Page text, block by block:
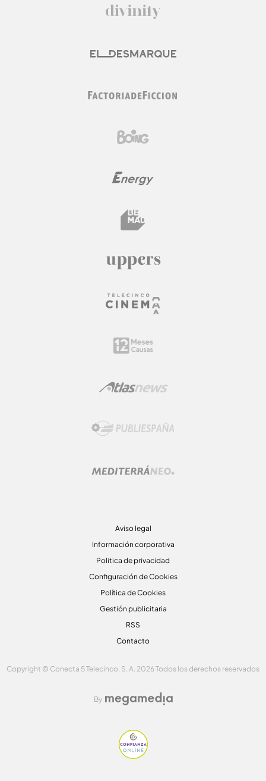
Aviso legal
Información corporativa
Politica de privacidad
Configuración de Cookies
Política de Cookies
Gestión publicitaria
RSS
Contacto
Copyright © Conecta 5 Telecinco, S. A. 2026 Todos los derechos reservados
By